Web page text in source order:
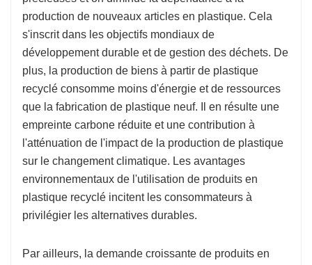
production de nouveaux articles en plastique. Cela
s'inscrit dans les objectifs mondiaux de
développement durable et de gestion des déchets. De
plus, la production de biens à partir de plastique
recyclé consomme moins d'énergie et de ressources
que la fabrication de plastique neuf. Il en résulte une
empreinte carbone réduite et une contribution à
l'atténuation de l'impact de la production de plastique
sur le changement climatique. Les avantages
environnementaux de l'utilisation de produits en
plastique recyclé incitent les consommateurs à
privilégier les alternatives durables.
Par ailleurs, la demande croissante de produits en